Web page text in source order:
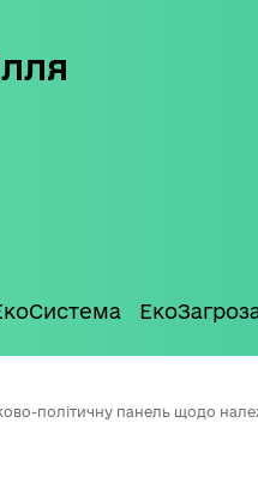
політичну панель щодо